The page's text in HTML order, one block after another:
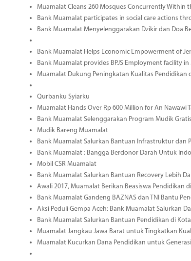
Muamalat Cleans 260 Mosques Concurrently
Bank Muamalat participates in social care actions
Bank Muamalat Menyelenggarakan Dzikir dan Doa
Bank Muamalat Helps Economic Empowerment of
Bank Muamalat provides BPJS Employment facility
Muamalat Dukung Peningkatan Kualitas Pendidikan
Qurbanku Syiarku
Muamalat Hands Over Rp 600 Million for An Nawawi
Bank Muamalat Selenggarakan Program Mudik
Mudik Bareng Muamalat
Bank Muamalat Salurkan Bantuan Infrastruktur dan
Bank Muamalat : Bangga Berdonor Darah Untuk
Mobil CSR Muamalat
Bank Muamalat Salurkan Bantuan Recovery Lebih
Awali 2017, Muamalat Berikan Beasiswa Pendidikan
Bank Muamalat Gandeng BAZNAS dan TNI Bantu
Aksi Peduli Gempa Aceh: Bank Muamalat Salurkan
Bank Muamalat Salurkan Bantuan Pendidikan di
Muamalat Jangkau Jawa Barat untuk Tingkatkan
Muamalat Kucurkan Dana Pendidikan untuk